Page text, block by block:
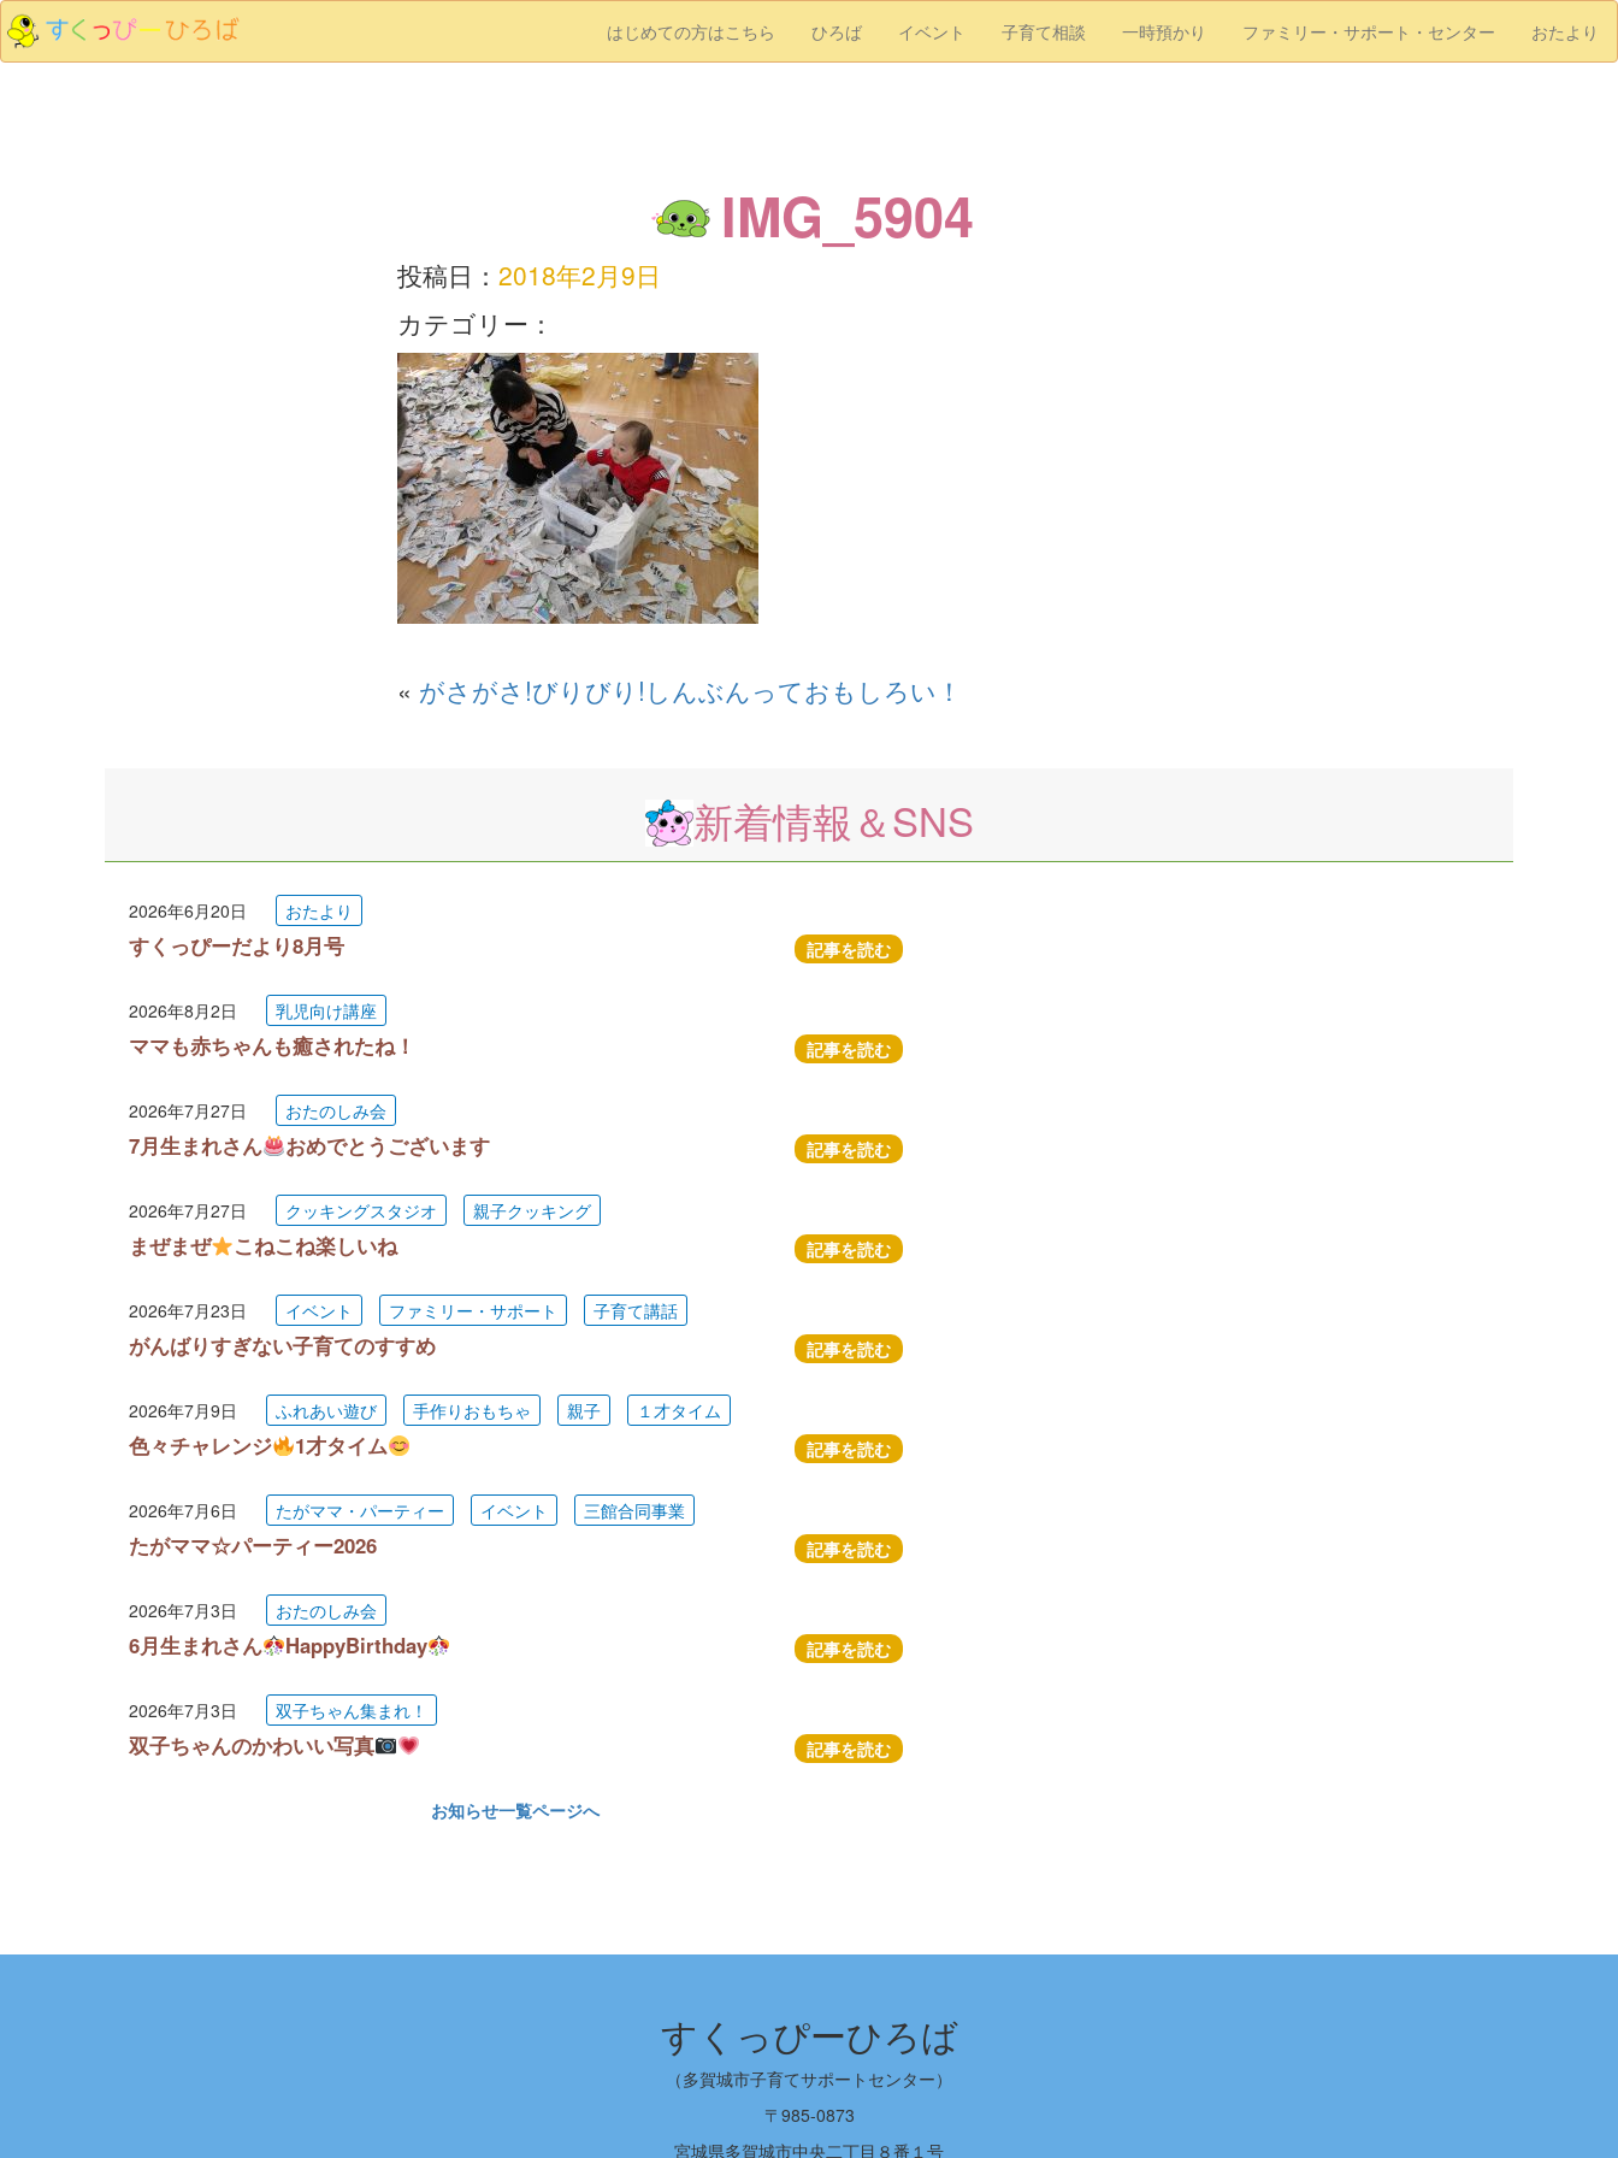
はじめての方はこちら ひろば イベント 子育て相談 一時預かり ファミリー・サポート・センター おたより
IMG_5904
投稿日： 2018年2月9日
カテゴリー：
« がさがさ!びりびり!しんぶんっておもしろい！
新着情報＆SNS
2026年6月20日 おたより
すくっぴーだより8月号 記事を読む
2026年8月2日 乳児向け講座
ママも赤ちゃんも癒されたね！ 記事を読む
2026年7月27日 おたのしみ会
7月生まれさん おめでとうございます 記事を読む
2026年7月27日 クッキングスタジオ 親子クッキング
まぜまぜ こねこね楽しいね 記事を読む
2026年7月23日 イベント ファミリー・サポート 子育て講話
がんばりすぎない子育てのすすめ 記事を読む
2026年7月9日 ふれあい遊び 手作りおもちゃ 親子 １才タイム
色々チャレンジ 1才タイム 記事を読む
2026年7月6日 たがママ・パーティー イベント 三館合同事業
たがママ☆パーティー2026 記事を読む
2026年7月3日 おたのしみ会
6月生まれさん HappyBirthday 記事を読む
2026年7月3日 双子ちゃん集まれ！
双子ちゃんのかわいい写真 記事を読む
お知らせ一覧ページへ
すくっぴーひろば
（多賀城市子育てサポートセンター）
〒985-0873
宮城県多賀城市中央二丁目８番１号